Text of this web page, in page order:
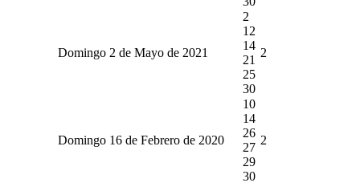
Domingo 2 de Mayo de 2021
2
12
14
21
25
30
2
Domingo 16 de Febrero de 2020
10
14
26
27
29
30
2